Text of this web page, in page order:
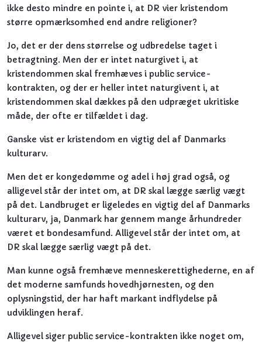
ikke desto mindre en pointe i, at DR vier kristendom
større opmærksomhed end andre religioner?
Jo, det er der dens størrelse og udbredelse taget i
betragtning. Men der er intet naturgivet i, at
kristendommen skal fremhæves i public service-
kontrakten, og der er heller intet naturgivent i, at
kristendommen skal dækkes på den udpræget ukritiske
måde, der ofte er tilfældet i dag.
Ganske vist er kristendom en vigtig del af Danmarks
kulturarv.
Men det er kongedømme og adel i høj grad også, og
alligevel står der intet om, at DR skal lægge særlig vægt
på det. Landbruget er ligeledes en vigtig del af Danmarks
kulturarv, ja, Danmark har gennem mange århundreder
været et bondesamfund. Alligevel står der intet om, at
DR skal lægge særlig vægt på det.
Man kunne også fremhæve menneskerettighederne, en af
det moderne samfunds hovedhjørnesten, og den
oplysningstid, der har haft markant indflydelse på
udviklingen heraf.
Alligevel siger public service-kontrakten ikke noget om,